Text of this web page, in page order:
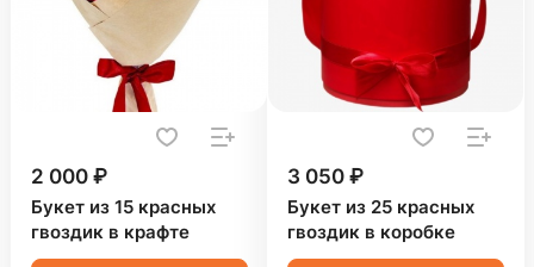
2 000 ₽
Букет из 15 красных
гвоздик в крафте
3 050 ₽
Букет из 25 красных
гвоздик в коробке